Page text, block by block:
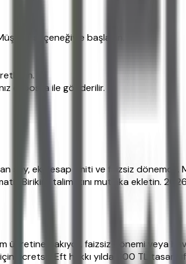
seçeneğiyle başlayın.
e-posta ile gönderilir.
şey, ek hesap limiti ve faizsiz dönemdir.
Birikim' talimatını mutlaka ekletin.
ücretine bakıyor, faizsiz dönemi veya
ücretsiz Eft hakkı yılda 600 TL tasarruf